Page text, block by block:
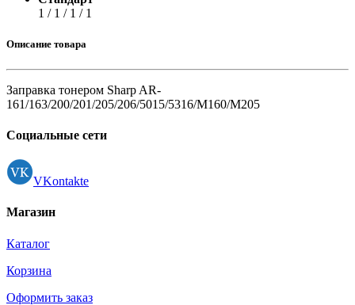
1 / 1 / 1 / 1
Описание товара
Заправка тонером Sharp AR-
161/163/200/201/205/206/5015/5316/М160/М205
Социальные сети
VKontakte
Магазин
Каталог
Корзина
Оформить заказ